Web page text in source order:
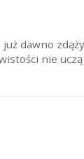
dawno
nie